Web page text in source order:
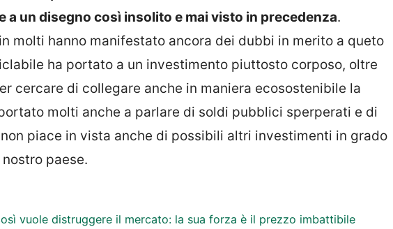
a un disegno così insolito e mai visto in precedenza.
molti hanno manifestato ancora dei dubbi in merito a queto
ha portato a un investimento piuttosto corposo, oltre
cercare di collegare anche in maniera ecosostenibile la
molti anche a parlare di soldi pubblici sperperati e di
piace in vista anche di possibili altri investimenti in grado
paese.
vuole distruggere il mercato: la sua forza è il prezzo imbattibile